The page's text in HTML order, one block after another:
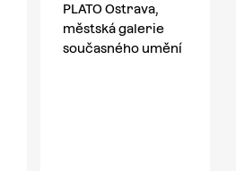
PLATO Ostrava,
městská galerie
současného umění